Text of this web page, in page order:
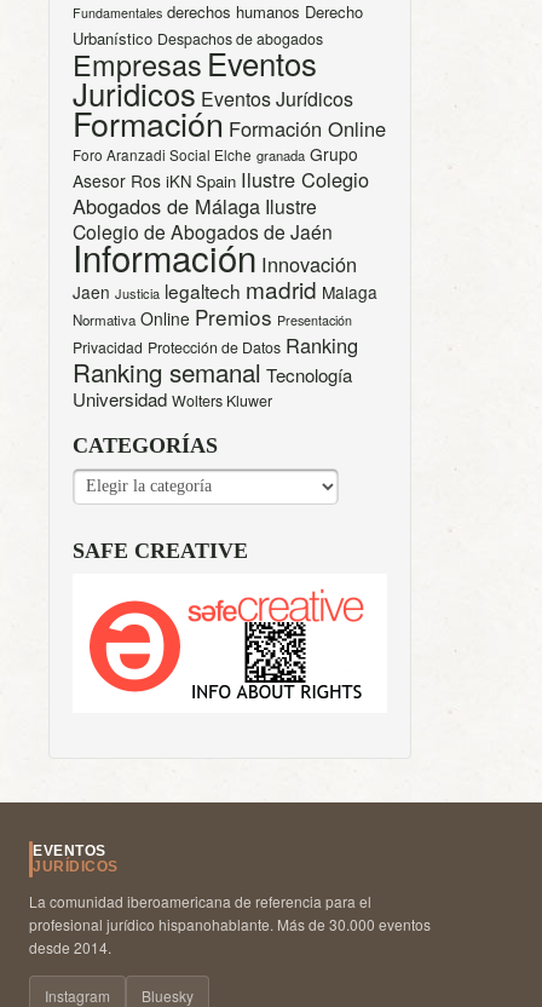
Fundamentales derechos humanos Derecho
Urbanístico Despachos de abogados
Empresas Eventos
Juridicos Eventos Jurídicos
Formación Formación Online
Foro Aranzadi Social Elche granada Grupo
Asesor Ros iKN Spain Ilustre Colegio
Abogados de Málaga Ilustre
Colegio de Abogados de Jaén
Información Innovación
Jaen Justicia legaltech madrid Malaga
Normativa Online Premios Presentación
Privacidad Protección de Datos Ranking
Ranking semanal Tecnología
Universidad Wolters Kluwer
CATEGORÍAS
CATEGORÍAS
SAFE CREATIVE
EVENTOS
JURÍDICOS
La comunidad iberoamericana de referencia para el
profesional jurídico hispanohablante. Más de 30.000 eventos
desde 2014.
Instagram Bluesky